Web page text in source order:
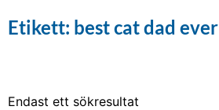
Etikett: best cat dad ever
Endast ett sökresultat